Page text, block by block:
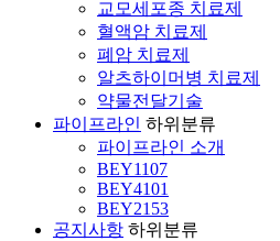
교모세포종 치료제
혈액암 치료제
폐암 치료제
알츠하이머병 치료제
약물전달기술
파이프라인 하위분류
파이프라인 소개
BEY1107
BEY4101
BEY2153
공지사항 하위분류